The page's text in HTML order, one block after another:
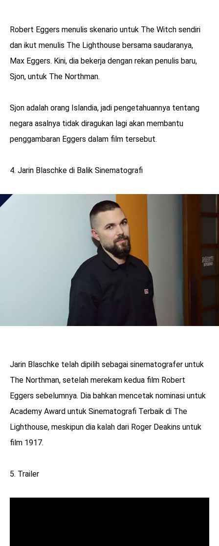
Robert Eggers menulis skenario untuk The Witch sendiri
dan ikut menulis The Lighthouse bersama saudaranya,
Max Eggers. Kini, dia bekerja dengan rekan penulis baru,
Sjon, untuk The Northman.
Sjon adalah orang Islandia, jadi pengetahuannya tentang
negara asalnya tidak diragukan lagi akan membantu
penggambaran Eggers dalam film tersebut.
4. Jarin Blaschke di Balik Sinematografi
Jarin Blaschke telah dipilih sebagai sinematografer untuk
The Northman, setelah merekam kedua film Robert
Eggers sebelumnya. Dia bahkan mencetak nominasi untuk
Academy Award untuk Sinematografi Terbaik di The
Lighthouse, meskipun dia kalah dari Roger Deakins untuk
film 1917.
5. Trailer